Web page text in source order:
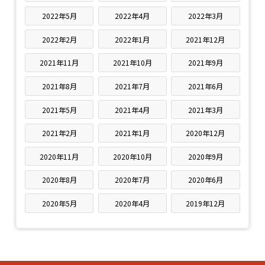
2022年5月 2022年4月 2022年3月
2022年2月 2022年1月 2021年12月
2021年11月 2021年10月 2021年9月
2021年8月 2021年7月 2021年6月
2021年5月 2021年4月 2021年3月
2021年2月 2021年1月 2020年12月
2020年11月 2020年10月 2020年9月
2020年8月 2020年7月 2020年6月
2020年5月 2020年4月 2019年12月